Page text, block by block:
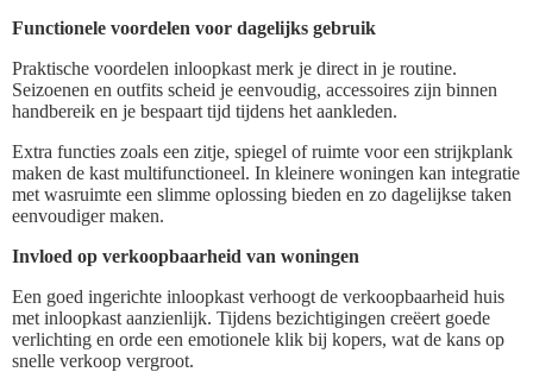
Functionele voordelen voor dagelijks gebruik
Praktische voordelen inloopkast merk je direct in je routine.
Seizoenen en outfits scheid je eenvoudig, accessoires zijn binnen
handbereik en je bespaart tijd tijdens het aankleden.
Extra functies zoals een zitje, spiegel of ruimte voor een strijkplank
maken de kast multifunctioneel. In kleinere woningen kan integratie
met wasruimte een slimme oplossing bieden en zo dagelijkse taken
eenvoudiger maken.
Invloed op verkoopbaarheid van woningen
Een goed ingerichte inloopkast verhoogt de verkoopbaarheid huis
met inloopkast aanzienlijk. Tijdens bezichtigingen creëert goede
verlichting en orde een emotionele klik bij kopers, wat de kans op
snelle verkoop vergroot.